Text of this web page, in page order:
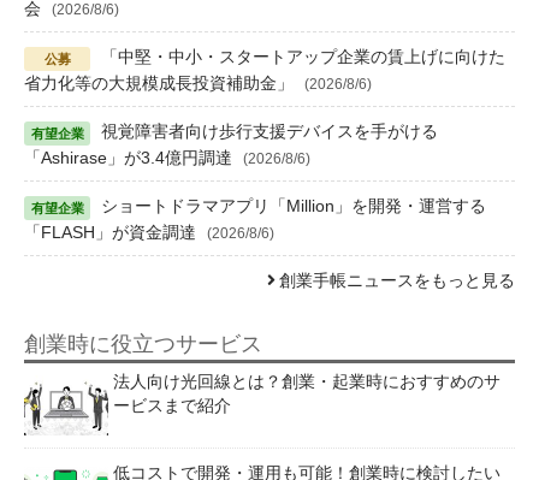
会
(2026/8/6)
「中堅・中小・スタートアップ企業の賃上げに向けた
省力化等の大規模成長投資補助金」
(2026/8/6)
視覚障害者向け歩行支援デバイスを手がける
「Ashirase」が3.4億円調達
(2026/8/6)
ショートドラマアプリ「Million」を開発・運営する
「FLASH」が資金調達
(2026/8/6)
創業手帳ニュースをもっと見る
創業時に役立つサービス
法人向け光回線とは？創業・起業時におすすめのサ
ービスまで紹介
低コストで開発・運用も可能！創業時に検討したい